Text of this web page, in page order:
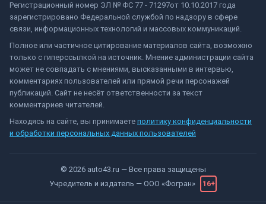
Регистрационный номер ЭЛ № ФС 77 - 71297от 10.10.2017 года
зарегистрировано Федеральной службой по надзору в сфере
связи, информационных технологий и массовых коммуникаций.
Полное или частичное цитирование материалов сайта, возможно
только с гиперссылкой на источник. Мнение администрации сайта
может не совпадать с мнениями, высказанными в интервью,
комментариях пользователей или прямой речи персонажей
публикаций. Сайт не несёт ответственности за текст
комментариев читателей.
Находясь на сайте, вы принимаете политику конфиденциальности
и обработки персональных данных пользователей
© 2026 auto43.ru — Все права защищены
Учредитель и издатель — ООО «Фогран» 16+